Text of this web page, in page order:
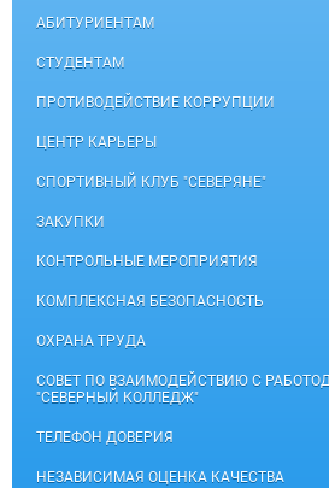
АБИТУРИЕНТАМ
СТУДЕНТАМ
ПРОТИВОДЕЙСТВИЕ КОРРУПЦИИ
ЦЕНТР КАРЬЕРЫ
СПОРТИВНЫЙ КЛУБ "СЕВЕРЯНЕ"
ЗАКУПКИ
КОНТРОЛЬНЫЕ МЕРОПРИЯТИЯ
КОМПЛЕКСНАЯ БЕЗОПАСНОСТЬ
ОХРАНА ТРУДА
СОВЕТ ПО ВЗАИМОДЕЙСТВИЮ С
"СЕВЕРНЫЙ КОЛЛЕДЖ"
ТЕЛЕФОН ДОВЕРИЯ
НЕЗАВИСИМАЯ ОЦЕНКА КАЧЕСТВА